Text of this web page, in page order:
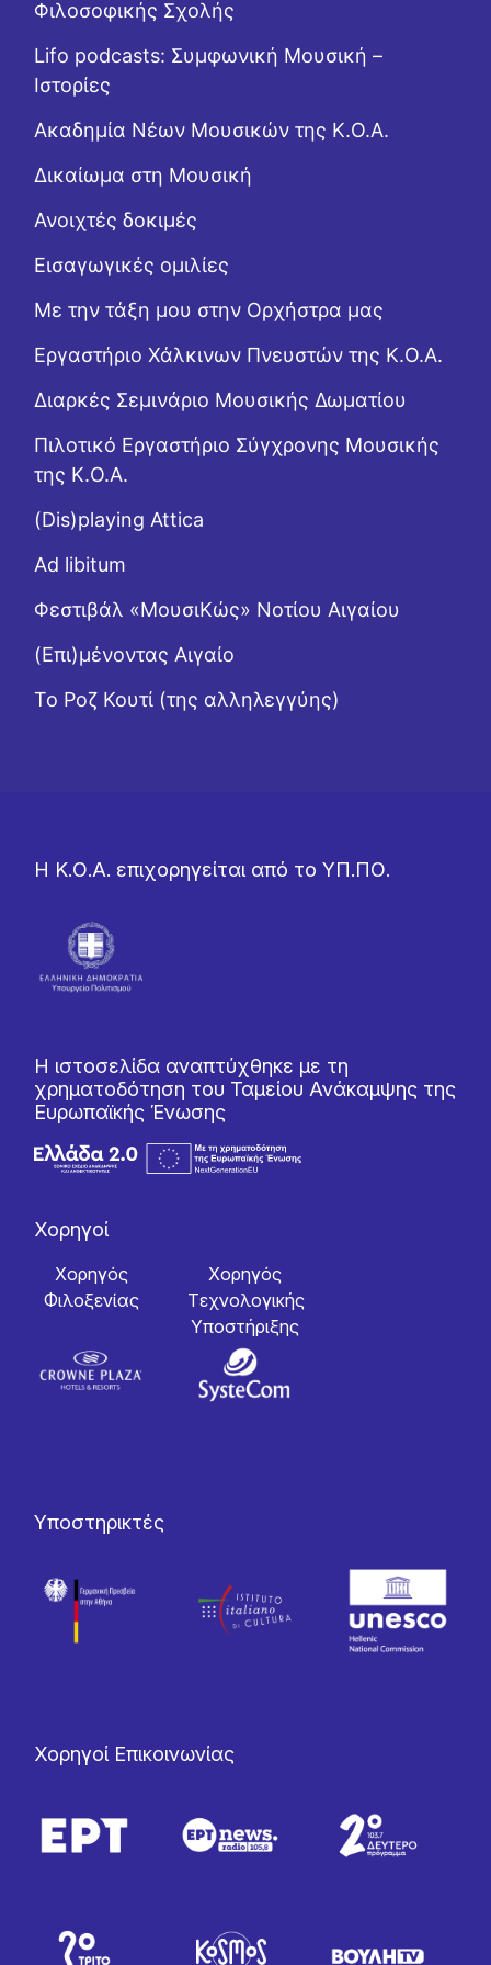
Φιλοσοφικής Σχολής
Lifo podcasts: Συμφωνική Μουσική –
Ιστορίες
Ακαδημία Νέων Μουσικών της Κ.Ο.Α.
Δικαίωμα στη Μουσική
Ανοιχτές δοκιμές
Εισαγωγικές ομιλίες
Με την τάξη μου στην Ορχήστρα μας
Εργαστήριo Χάλκινων Πνευστών της Κ.Ο.Α.
Διαρκές Σεμινάριο Μουσικής Δωματίου
Πιλοτικό Εργαστήριο Σύγχρονης Μουσικής
της Κ.Ο.Α.
(Dis)playing Attica
Ad libitum
Φεστιβάλ «ΜουσιΚώς» Νοτίου Αιγαίου
(Επι)μένοντας Αιγαίο
Το Ροζ Κουτί (της αλληλεγγύης)
Η Κ.Ο.Α. επιχορηγείται από το ΥΠ.ΠΟ.
Η ιστοσελίδα αναπτύχθηκε με τη
χρηματοδότηση του Ταμείου Ανάκαμψης της
Ευρωπαϊκής Ένωσης
Χορηγοί
Χορηγός
Φιλοξενίας
Χορηγός
Tεχνολογικής
Yποστήριξης
Υποστηρικτές
Χορηγοί Επικοινωνίας